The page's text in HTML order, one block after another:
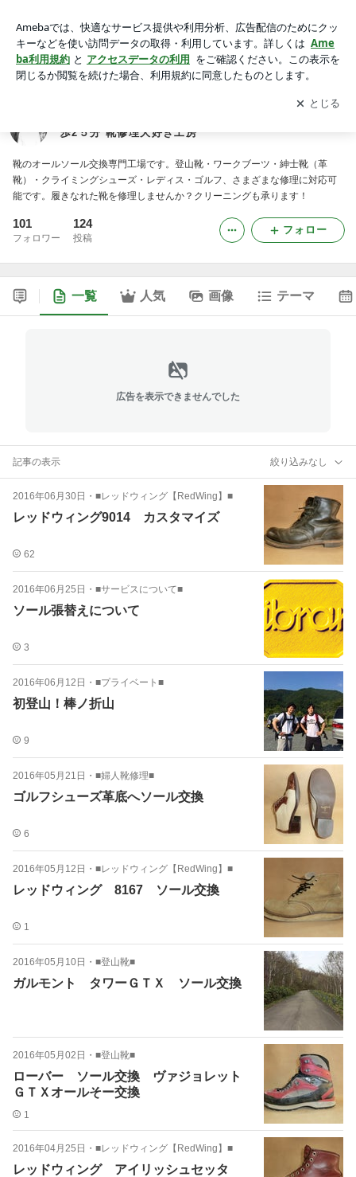
靴修理大好き工房
アプリをダウンロードして ブログの更新通知
を受け取りまし
ょう。
開く
歩2５分 靴修理大好き工房
靴のオールソール交換専門工場です。登山靴・ワークブーツ・紳士靴（革
靴）・クライミングシューズ・レディス・ゴルフ、さまざまな修理に対応可
能です。履きなれた靴を修理しませんか？クリーニングも承ります！
101
フォロワー
124
投稿
フォロー
一覧 人気 画像 テーマ
広告を表示できませんでした
記事の表示 絞り込みなし
2016年06月30日 ・ ■レッドウィング【RedWing】■
レッドウィング9014 カスタマイズ
62
2016年06月25日 ・ ■サービスについて■
ソール張替えについて
3
2016年06月12日 ・ ■プライベート■
初登山！棒ノ折山
9
2016年05月21日 ・ ■婦人靴修理■
ゴルフシューズ革底へソール交換
6
2016年05月12日 ・ ■レッドウィング【RedWing】■
レッドウィング 8167 ソール交換
1
2016年05月10日 ・ ■登山靴■
ガルモント タワーＧＴＸ ソール交換
2016年05月02日 ・ ■登山靴■
ローバー ソール交換 ヴァジョレット
ＧＴＸオールそー交換
1
2016年04月25日 ・ ■レッドウィング【RedWing】■
レッドウィング アイリッシュセッタ